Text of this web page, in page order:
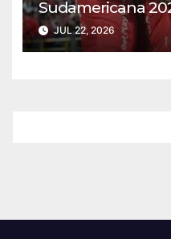
Sudamericana
duelo ante
JUL 22, 2026